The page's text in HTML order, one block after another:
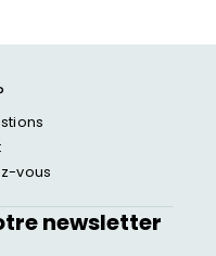
vous
newsletter